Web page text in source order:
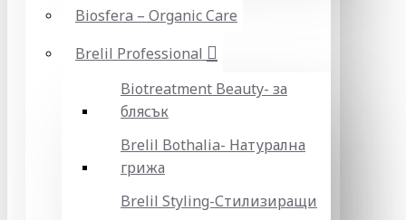
Biosfera – Organic Care
Brelil Professional
Biotreatment Beauty- за
блясък
Brelil Bothalia- Натурална
грижа
Brelil Styling-Стилизиращи